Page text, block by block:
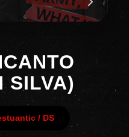
SILVA)
/ DS